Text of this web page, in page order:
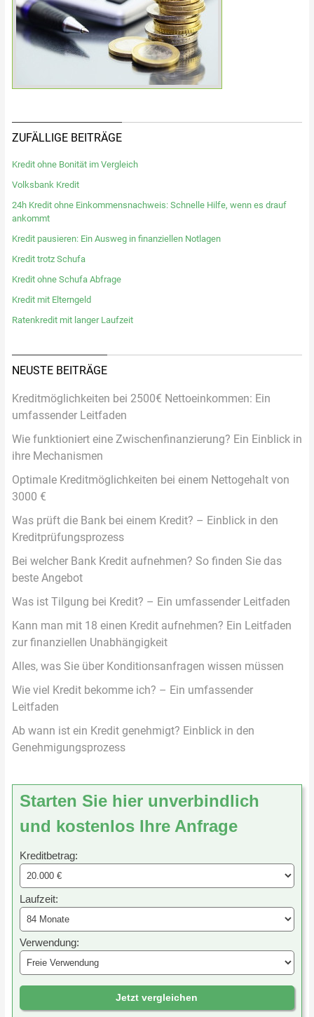
ZUFÄLLIGE BEITRÄGE
Kredit ohne Bonität im Vergleich
Volksbank Kredit
24h Kredit ohne Einkommensnachweis: Schnelle Hilfe, wenn es drauf
ankommt
Kredit pausieren: Ein Ausweg in finanziellen Notlagen
Kredit trotz Schufa
Kredit ohne Schufa Abfrage
Kredit mit Elterngeld
Ratenkredit mit langer Laufzeit
NEUSTE BEITRÄGE
Kreditmöglichkeiten bei 2500€ Nettoeinkommen: Ein
umfassender Leitfaden
Wie funktioniert eine Zwischenfinanzierung? Ein Einblick in
ihre Mechanismen
Optimale Kreditmöglichkeiten bei einem Nettogehalt von
3000 €
Was prüft die Bank bei einem Kredit? – Einblick in den
Kreditprüfungsprozess
Bei welcher Bank Kredit aufnehmen? So finden Sie das
beste Angebot
Was ist Tilgung bei Kredit? – Ein umfassender Leitfaden
Kann man mit 18 einen Kredit aufnehmen? Ein Leitfaden
zur finanziellen Unabhängigkeit
Alles, was Sie über Konditionsanfragen wissen müssen
Wie viel Kredit bekomme ich? – Ein umfassender
Leitfaden
Ab wann ist ein Kredit genehmigt? Einblick in den
Genehmigungsprozess
Starten Sie hier unverbindlich
und kostenlos Ihre Anfrage
Kreditbetrag:
Laufzeit:
Verwendung:
Jetzt vergleichen